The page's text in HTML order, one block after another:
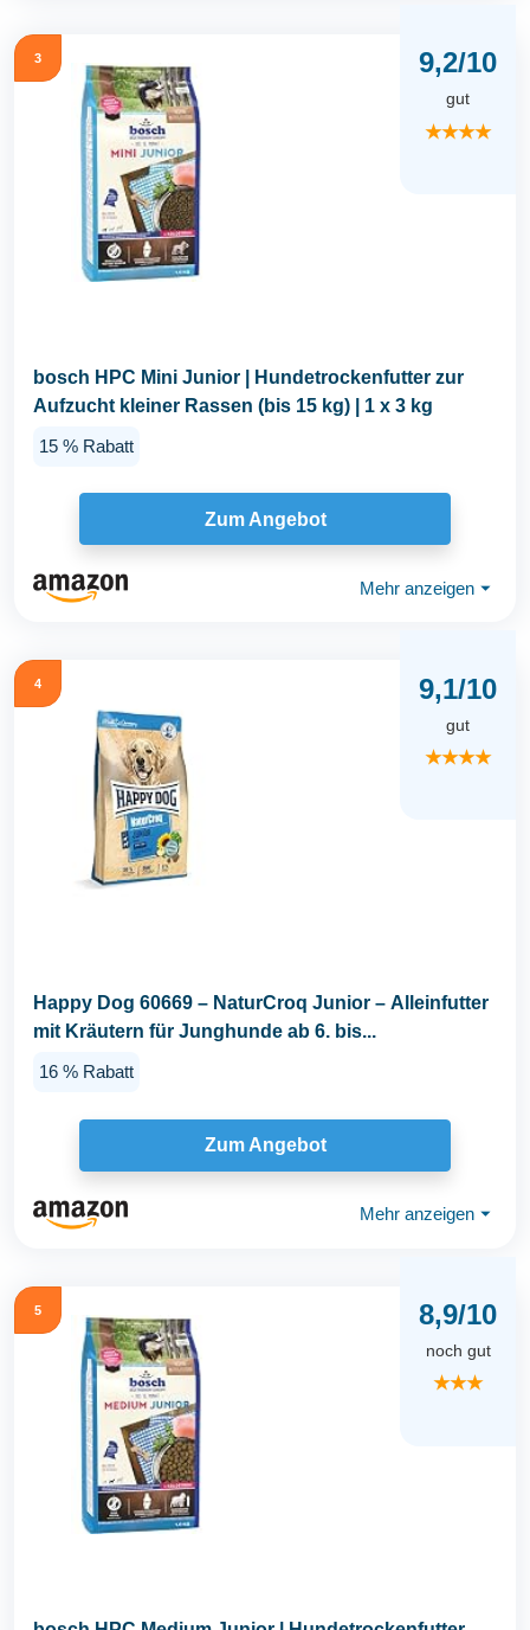
3 9,2/10
gut
★★★★
bosch HPC Mini Junior | Hundetrockenfutter zur
Aufzucht kleiner Rassen (bis 15 kg) | 1 x 3 kg
15 % Rabatt
Zum Angebot
Mehr anzeigen ⏷
4 9,1/10
gut
★★★★
Happy Dog 60669 – NaturCroq Junior – Alleinfutter
mit Kräutern für Junghunde ab 6. bis...
16 % Rabatt
Zum Angebot
Mehr anzeigen ⏷
5 8,9/10
noch gut
★★★